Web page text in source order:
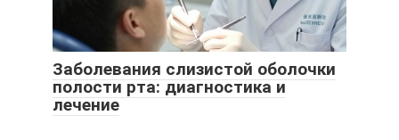
Заболевания слизистой оболочки
полости рта: диагностика и
лечение